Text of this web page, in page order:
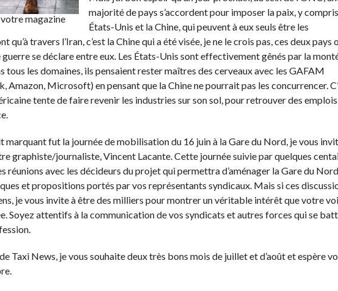
magazine
majorité de pays s’accordent pour imposer la paix, y
États-Unis et la Chine, qui peuvent à eux seuls être les
qu’à travers l’Iran, c’est la Chine qui a été visée, je ne le crois pas, ces deux pays
se déclare entre eux. Les États-Unis sont effectivement gênés par la
tous les domaines, ils pensaient rester maîtres des cerveaux avec les GAFAM
Amazon, Microsoft) en pensant que la Chine ne pourrait pas les concurrencer.
tente de faire revenir les industries sur son sol, pour retrouver des
marquant fut la journée de mobilisation du 16 juin à la Gare du Nord, je vous
graphiste/journaliste, Vincent Lacante. Cette journée suivie par quelques
réunions avec les décideurs du projet qui permettra d’aménager la Gare du
et propositions portés par vos représentants syndicaux. Mais si ces
je vous invite à être des milliers pour montrer un véritable intérêt que votre
Soyez attentifs à la communication de vos syndicats et autres forces qui se
Taxi News, je vous souhaite deux très bons mois de juillet et d’août et espère